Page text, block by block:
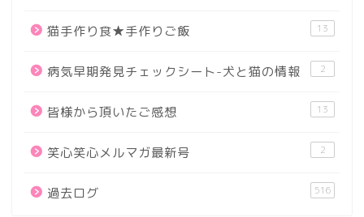
猫手作り食★手作りご飯 13
病気早期発見チェックシート-犬と猫の情報 2
皆様から頂いたご感想 13
笑心笑心メルマガ最新号 2
過去ログ 516